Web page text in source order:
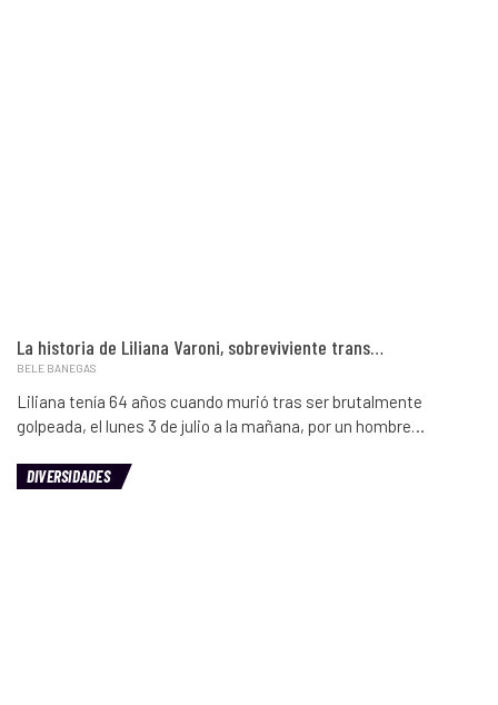
La historia de Liliana Varoni, sobreviviente trans…
BELE BANEGAS
Liliana tenía 64 años cuando murió tras ser brutalmente
golpeada, el lunes 3 de julio a la mañana, por un hombre…
DIVERSIDADES